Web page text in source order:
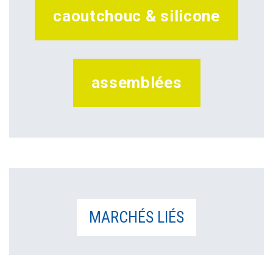
caoutchouc & silicone
assemblées
MARCHÉS LIÉS